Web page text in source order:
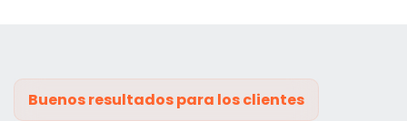
Buenos resultados para los clientes